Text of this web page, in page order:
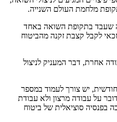
מלחמת העולם השנייה.
שעבד בתקופת השואה באחד
לקבל קצבת זקנה מהביטוח
אחרת, דבר המעניק לניצול
יש צורך לעמוד במספר
על עבודה מרצון ולא עבודת
בפנסיה סוציאלית של ביטוח